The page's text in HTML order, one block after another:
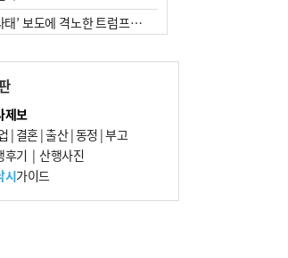
태’ 보도에 격노한 트럼프…
년극지체험탐험대 현장르
에서 만난 얼음의 나라
푹푹 찐다…온열질환자 10
제보
| 결혼|출산|동정 |부고
후기 | 산행사진
시가이드